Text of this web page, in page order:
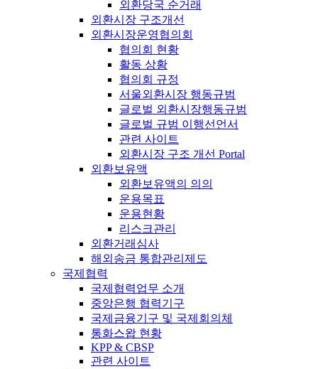
외환당국 순거래
외환시장 구조개선
외환시장운영협의회
협의회 현황
활동 상황
협의회 규정
서울외환시장 행동규범
글로벌 외환시장행동규범
글로벌 규범 이행선언서
관련 사이트
외환시장 구조 개선 Portal
외환보유액
외환보유액의 의의
운용목표
운용현황
리스크관리
외환거래심사
해외송금 통합관리제도
국제협력
국제협력업무 소개
중앙은행 협력기구
국제금융기구 및 국제회의체
통화스왑 현황
KPP & CBSP
관련 사이트